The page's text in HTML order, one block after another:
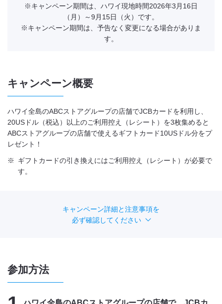
※キャンペーン期間は、ハワイ現地時間2026年3月16日
（月）～9月15日（火）です。
※キャンペーン期間は、予告なく変更になる場合がありま
す。
キャンペーン概要
ハワイ全島のABCストアグループの店舗でJCBカードを利用し、
20USドル（税込）以上のご利用控え（レシート）を3枚集めると
ABCストアグループの店舗で使えるギフトカード10USドル分をプ
レゼント！
※
ギフトカードの引き換えにはご利用控え（レシート）が必要で
す。
キャンペーン詳細と注意事項を
必ず確認してください
参加方法